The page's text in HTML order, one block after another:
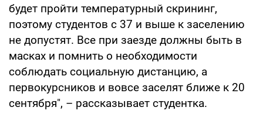
будет пройти температурный скрининг,
поэтому студентов с 37 и выше к заселению
не допустят. Все при заезде должны быть в
масках и помнить о необходимости
соблюдать социальную дистанцию, а
первокурсников и вовсе заселят ближе к 20
сентября", – рассказывает студентка.